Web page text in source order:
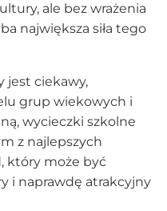
ale bez wrażenia
największa siła tego
jest ciekawy,
grup wiekowych i
wycieczki szkolne
z najlepszych
który może być
i naprawdę atrakcyjny